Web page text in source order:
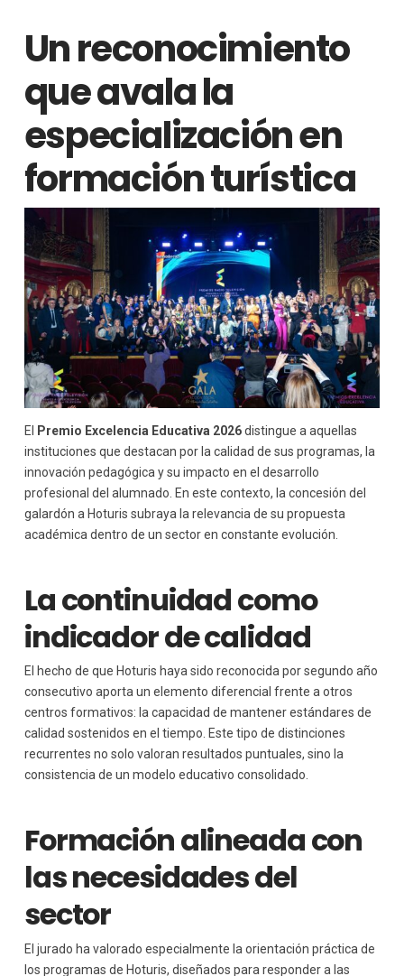
Un reconocimiento
que avala la
especialización en
formación turística
El Premio Excelencia Educativa 2026distingue a aquellas
instituciones que destacan por la calidad de sus programas, la
innovación pedagógica y su impacto en el desarrollo
profesional del alumnado. En este contexto, la concesión del
galardón a Hoturis subraya la relevancia de su propuesta
académica dentro de un sector en constante evolución.
La continuidad como
indicador de calidad
El hecho de que Hoturis haya sido reconocida por segundo año
consecutivo aporta un elemento diferencial frente a otros
centros formativos: la capacidad de mantener estándares de
calidad sostenidos en el tiempo. Este tipo de distinciones
recurrentes no solo valoran resultados puntuales, sino la
consistencia de un modelo educativo consolidado.
Formación alineada con
las necesidades del
sector
El jurado ha valorado especialmente la orientación práctica de
los programas de Hoturis, diseñados para responder a las